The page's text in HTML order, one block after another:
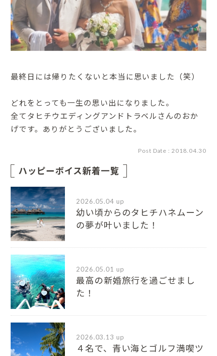
最終日には帰りたくないと本当に思いました（笑）
どれをとっても一生の思い出になりました。
全てタヒチウエディングアンドトラベルさんのおか
げです。ありがとうございました。
Post Date : 2018.04.30
ハッピーボイス新着一覧
2026.05.04 up
幼い頃からのタヒチハネムーン
の夢が叶いました！
2026.05.01 up
最高の新婚旅行を過ごせまし
た！
2026.03.13 up
４名で、青い海とゴルフ満喫ツ